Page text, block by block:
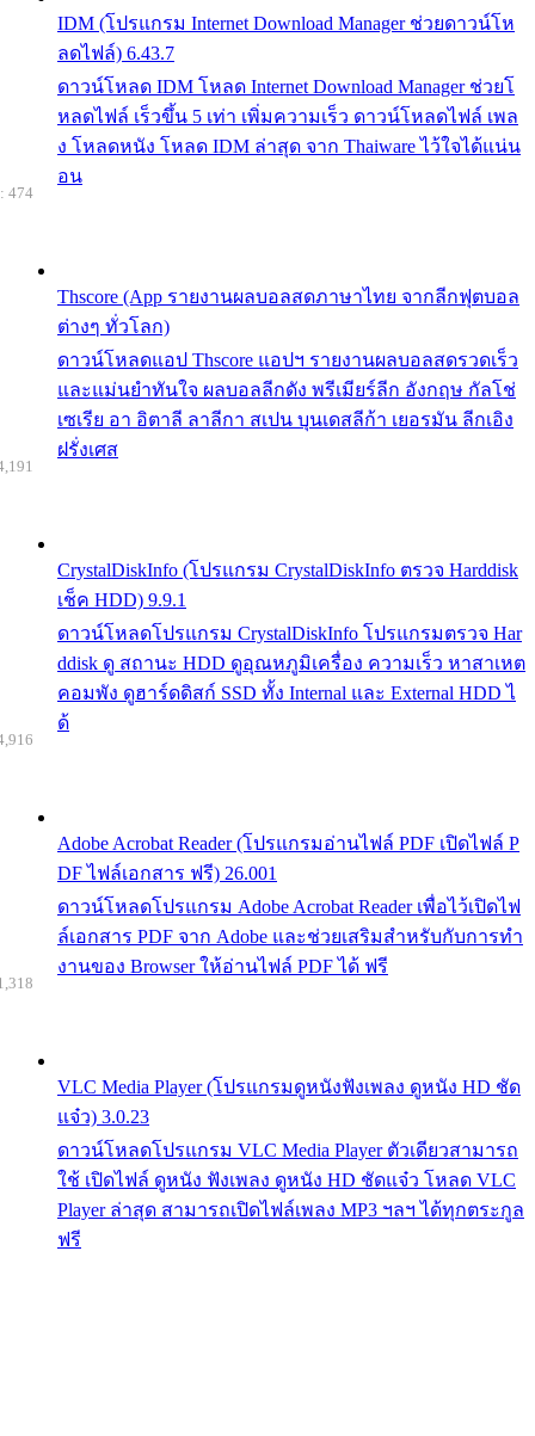
IDM (โปรแกรม Internet Download Manager ช่วยดาวน์โห
ลดไฟล์) 6.43.7
ดาวน์โหลด IDM โหลด Internet Download Manager ช่วยโ
หลดไฟล์ เร็วขึ้น 5 เท่า เพิ่มความเร็ว ดาวน์โหลดไฟล์ เพล
ง โหลดหนัง โหลด IDM ล่าสุด จาก Thaiware ไว้ใจได้แน่น
อน
Thscore (App รายงานผลบอลสดภาษาไทย จากลีกฟุตบอล
ต่างๆ ทั่วโลก)
ดาวน์โหลดแอป Thscore แอปฯ รายงานผลบอลสดรวดเร็ว
และแม่นยำทันใจ ผลบอลลีกดัง พรีเมียร์ลีก อังกฤษ กัลโช่
เซเรีย อา อิตาลี ลาลีกา สเปน บุนเดสลีก้า เยอรมัน ลีกเอิง
ฝรั่งเศส
474
CrystalDiskInfo (โปรแกรม CrystalDiskInfo ตรวจ Harddisk
เช็ค HDD) 9.9.1
ดาวน์โหลดโปรแกรม CrystalDiskInfo โปรแกรมตรวจ Har
ddisk ดู สถานะ HDD ดูอุณหภูมิเครื่อง ความเร็ว หาสาเหต
คอมพัง ดูฮาร์ดดิสก์ SSD ทั้ง Internal และ External HDD ไ
ด้
Adobe Acrobat Reader (โปรแกรมอ่านไฟล์ PDF เปิดไฟล์ P
DF ไฟล์เอกสาร ฟรี) 26.001
ดาวน์โหลดโปรแกรม Adobe Acrobat Reader เพื่อไว้เปิดไฟ
ล์เอกสาร PDF จาก Adobe และช่วยเสริมสำหรับกับการทำ
งานของ Browser ให้อ่านไฟล์ PDF ได้ ฟรี
VLC Media Player (โปรแกรมดูหนังฟังเพลง ดูหนัง HD ชัด
แจ๋ว) 3.0.23
ดาวน์โหลดโปรแกรม VLC Media Player ตัวเดียวสามารถ
ใช้ เปิดไฟล์ ดูหนัง ฟังเพลง ดูหนัง HD ชัดแจ๋ว โหลด VLC
Player ล่าสุด สามารถเปิดไฟล์เพลง MP3 ฯลฯ ได้ทุกตระกูล
ฟรี